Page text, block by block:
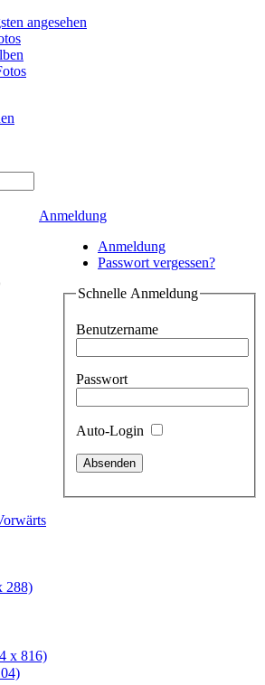
angesehen
Anmeldung
Anmeldung
Passwort vergessen?
Schnelle Anmeldung
Benutzername
Passwort
Auto-Login
288)
x 816)